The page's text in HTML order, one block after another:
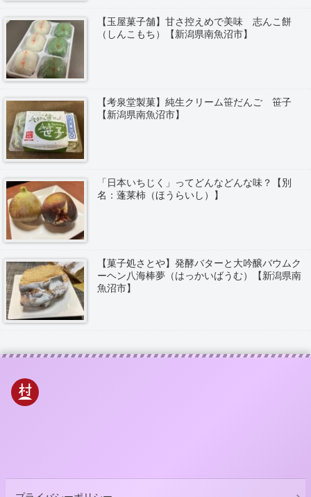
【玉屋菓子舗】甘さ控えめで美味 志んこ餅
（しんこもち）【新潟県南魚沼市】
【考泉堂製菓】純生クリーム笹だんご 笹子
【新潟県南魚沼市】
「日本いちじく」ってどんなどんな味？【別
名：蓬莱柿（ほうらいし）】
【菓子処さとや】発酵バターと大吟醸バウムク
ーヘン八海棒夢（はっかいばうむ）【新潟県南
魚沼市】